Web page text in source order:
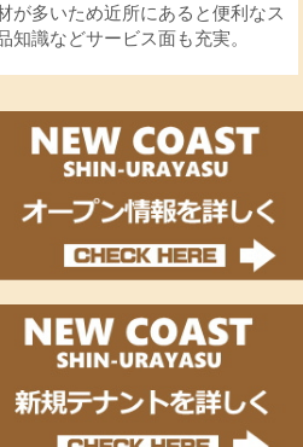
が多いため近所にあると便利なス
知識などサービス面も充実。